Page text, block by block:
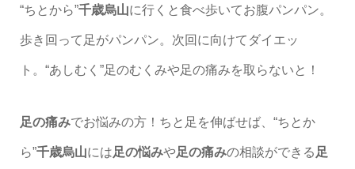
“ちとから”千歳烏山に行くと食べ歩いてお腹パンパン。
歩き回って足がパンパン。次回に向けてダイエッ
ト。“あしむく”足のむくみや足の痛みを取らないと！
足の痛みでお悩みの方！ちと足を伸ばせば、“ちとか
ら”千歳烏山には足の悩みや足の痛みの相談ができる 足